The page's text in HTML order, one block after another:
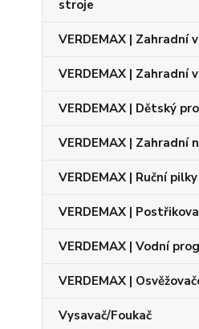
stroje
VERDEMAX | Zahradní
VERDEMAX | Zahradní
VERDEMAX | Dětský
VERDEMAX | Zahradní
VERDEMAX | Ruční pilky
VERDEMAX |
VERDEMAX | Vodní
VERDEMAX |
Vysavač/Foukač